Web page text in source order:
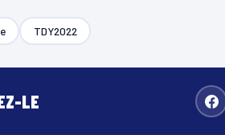
TDY2022
LE